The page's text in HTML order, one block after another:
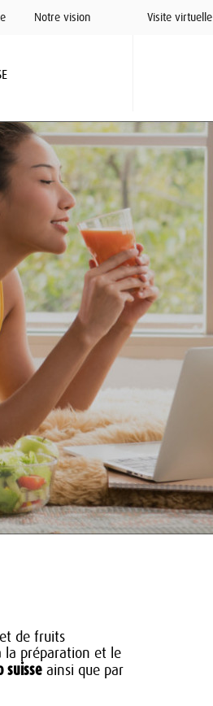
Notre vision Visite virtuelle
de fruits
la préparation et le
suisse ainsi que par